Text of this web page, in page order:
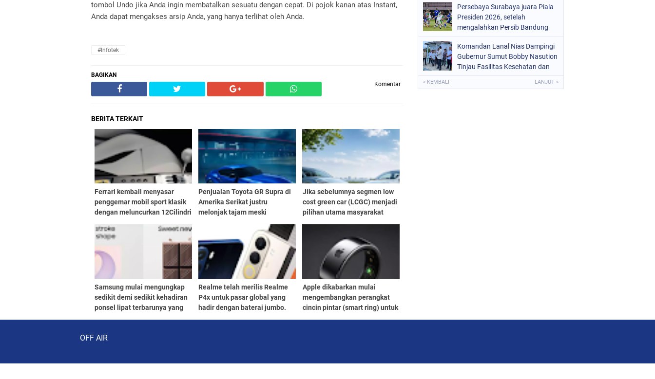
tombol Undo jika Anda ingin membatalkan sesuatu dengan cepat. Di pojok kanan atas Instant,
Anda dapat mengakses arsip Anda, yang hanya terlihat oleh Anda.
#Infotek
BAGIKAN
Komentar
BERITA TERKAIT
Ferrari kembali menyasar
penggemar mobil sport klasik
dengan meluncurkan 12Cilindri
bermesin V12
Penjualan Toyota GR Supra di
Amerika Serikat justru
melonjak tajam meski
sejak Maret 2026.
Jika sebelumnya segmen low
cost green car (LCGC) menjadi
pilihan utama masyarakat
harga terjangkau
Samsung mulai mengungkap
sedikit demi sedikit kehadiran
ponsel lipat terbarunya yang
Realme telah merilis Realme
P4x untuk pasar global yang
hadir dengan baterai jumbo.
Apple dikabarkan mulai
mengembangkan perangkat
cincin pintar (smart ring) untuk
mengenakan sepatu viral di
media sosial
Persebaya Surabaya juara Piala
Presiden 2026, setelah
mengalahkan Persib Bandung
laga final. Green Force menang 6-
5 setelah kedua tim bermain
imbang 1-1 hingga 120 menit
Komandan Lanal Nias Dampingi
Gubernur Sumut Bobby Nasution
Tinjau Fasilitas Kesehatan dan
« KEMBALI LANJUT »
OFF AIR